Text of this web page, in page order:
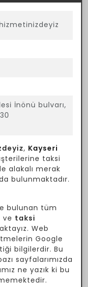
İnönü bulvarı,
, Kayseri
taksi
alakalı merak
bulunmaktadır.
bulunan tüm
ve taksi
Web
Google
bilgilerdir. Bu
sayfalarımızda
ne yazık ki bu